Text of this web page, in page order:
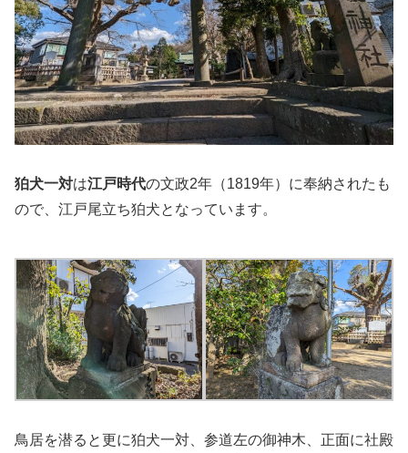
狛犬一対は江戸時代の文政2年（1819年）に奉納されたも
ので、江戸尾立ち狛犬となっています。
鳥居を潜ると更に狛犬一対、参道左の御神木、正面に社殿